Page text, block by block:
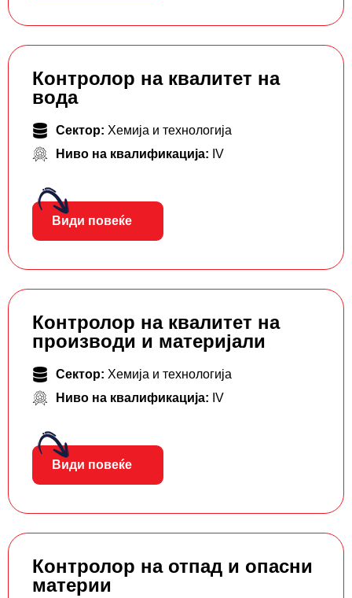
Контролор на квалитет на
вода
Сектор: Хемија и технологија
Ниво на квалификација: IV
Види повеќе
Контролор на квалитет на
производи и материјали
Сектор: Хемија и технологија
Ниво на квалификација: IV
Види повеќе
Контролор на отпад и опасни
материи